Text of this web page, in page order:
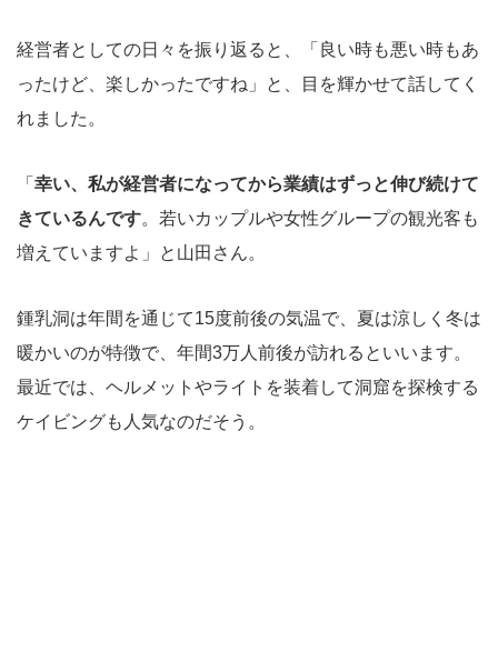
経営者としての日々を振り返ると、「良い時も悪い時もあ
ったけど、楽しかったですね」と、目を輝かせて話してく
れました。
「 幸い、私が経営者になってから業績はずっと伸び続けて
きているんです。若いカップルや女性グループの観光客も
増えていますよ」と山田さん。
鍾乳洞は年間を通じて15度前後の気温で、夏は涼しく冬は
暖かいのが特徴で、年間3万人前後が訪れるといいます。
最近では、ヘルメットやライトを装着して洞窟を探検する
ケイビングも人気なのだそう。